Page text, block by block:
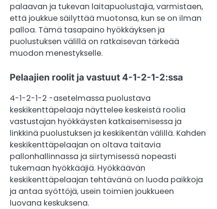
palaavan ja tukevan laitapuolustajia, varmistaen,
että joukkue säilyttää muotonsa, kun se on ilman
palloa. Tämä tasapaino hyökkäyksen ja
puolustuksen välillä on ratkaisevan tärkeää
muodon menestykselle.
Pelaajien roolit ja vastuut 4-1-2-1-2:ssa
4-1-2-1-2 -asetelmassa puolustava
keskikenttäpelaaja näyttelee keskeistä roolia
vastustajan hyökkäysten katkaisemisessa ja
linkkinä puolustuksen ja keskikentän välillä. Kahden
keskikenttäpelaajan on oltava taitavia
pallonhallinnassa ja siirtymisessä nopeasti
tukemaan hyökkääjiä. Hyökkäävän
keskikenttäpelaajan tehtävänä on luoda paikkoja
ja antaa syöttöjä, usein toimien joukkueen
luovana keskuksena.